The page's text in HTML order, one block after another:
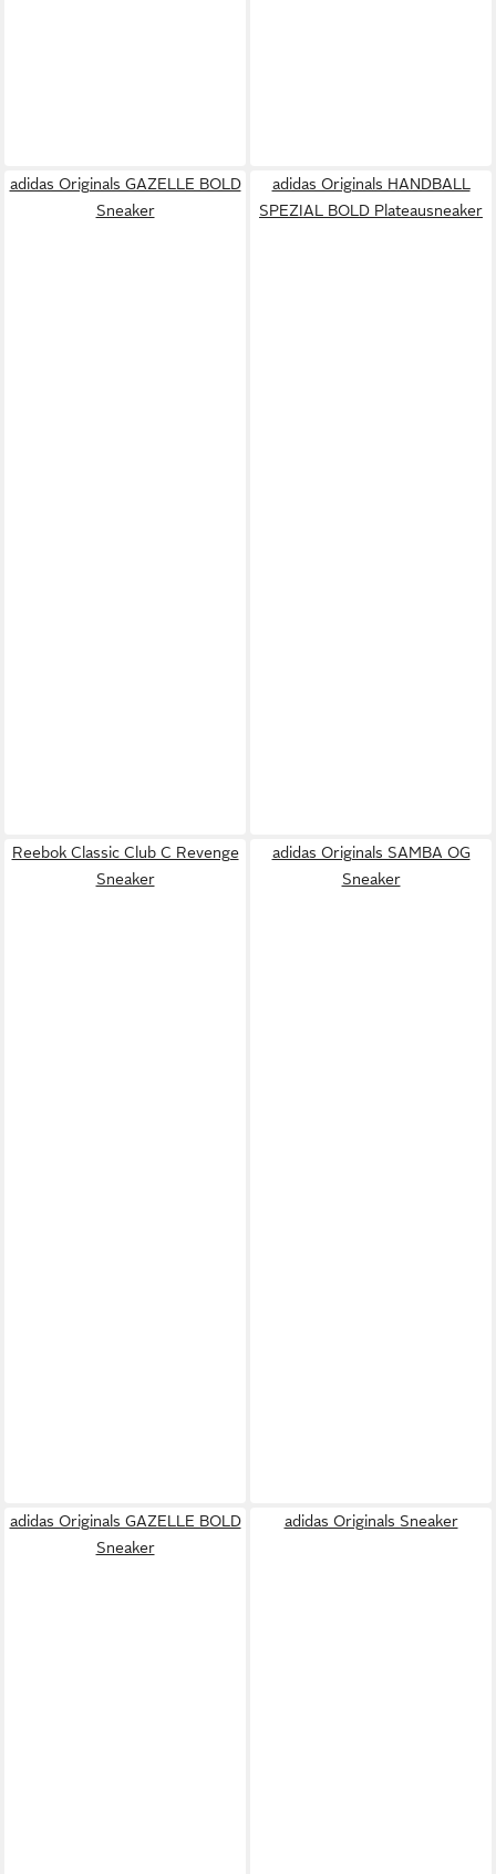
adidas Originals GAZELLE BOLD
Sneaker
adidas Originals HANDBALL
SPEZIAL BOLD Plateausneaker
Reebok Classic Club C Revenge
Sneaker
adidas Originals SAMBA OG
Sneaker
adidas Originals GAZELLE BOLD
Sneaker
adidas Originals Sneaker